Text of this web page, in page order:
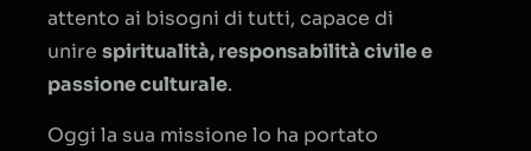
attento ai bisogni di tutti, capace di
unire spiritualità, responsabilità civile e
passione culturale.
Oggi la sua missione lo ha portato